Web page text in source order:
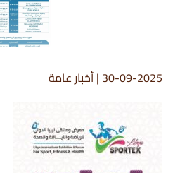
30-09-2025
|أخبار عامة